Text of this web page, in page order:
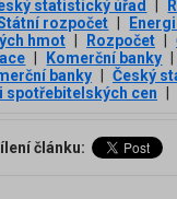
statistický úřad
rozpočet
hmot Rozpočet
Komerční banky
banky
Český
spotřebitelských cen
článku: